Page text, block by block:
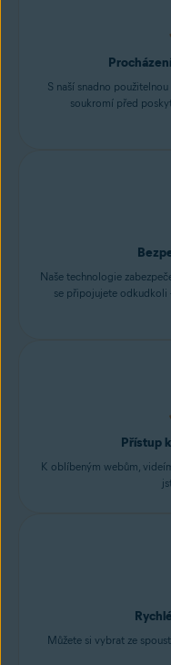
S naší snadno
soukromí před
Naše technologie
se připojujete odkudkoli
Přístup
K oblíbeným webům,
Můžete si vybrat ze